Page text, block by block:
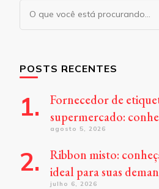
Procurando
algo?
POSTS RECENTES
Fornecedor de
supermercado:
agosto 5, 2026
Ribbon misto:
ideal para suas
julho 6, 2026